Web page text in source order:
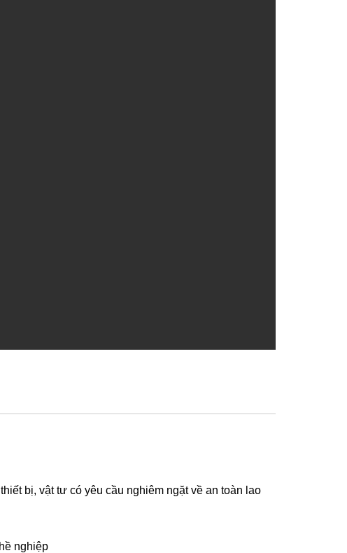
bị, vật tư có yêu cầu nghiêm ngặt về an toàn lao
nghiệp